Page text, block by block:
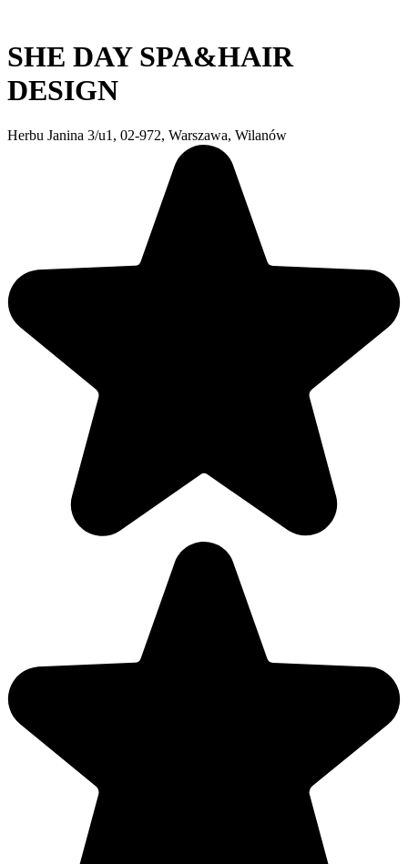
SHE DAY SPA&HAIR
DESIGN
Herbu Janina 3/u1, 02-972, Warszawa, Wilanów